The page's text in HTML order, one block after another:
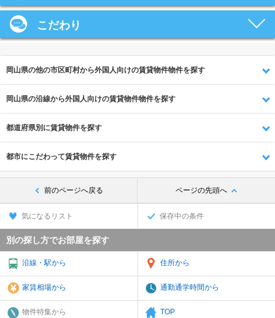
こだわり
岡山県の他の市区町村から外国人向けの賃貸物件物件を探す
岡山県の沿線から外国人向けの賃貸物件物件を探す
都道府県別に賃貸物件を探す
都市にこだわって賃貸物件を探す
前のページへ戻る ページの先頭へ
気になるリスト 保存中の条件
別の探し方でお部屋を探す
沿線・駅から 住所から
家賃相場から 通勤通学時間から
物件特集から TOP